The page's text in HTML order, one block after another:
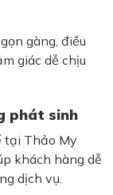
gàng, điều
giác dễ chịu
phát sinh
tại Thảo My
khách hàng dễ
dịch vụ.